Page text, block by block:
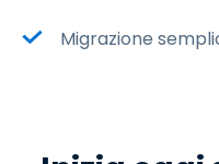
Migrazione